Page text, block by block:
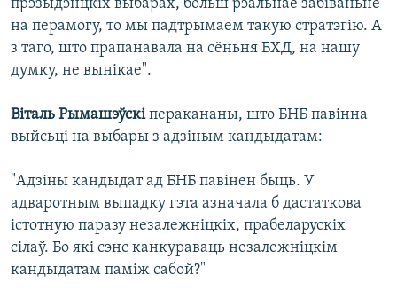
прэзыдэнцкіх выбарах, больш рэальнае забіваньне
на перамогу, то мы падтрымаем такую стратэгію. А
з таго, што прапанавала на сёньня БХД, на нашу
думку, не вынікае".
Віталь Рымашэўскіперакананы, што БНБ павінна
выйсьці на выбары з адзіным кандыдатам:
"Адзіны кандыдат ад БНБ павінен быць. У
адваротным выпадку гэта азначала б дастаткова
істотную паразу незалежніцкіх, прабеларускіх
сілаў. Бо які сэнс канкураваць незалежніцкім
кандыдатам паміж сабой?"